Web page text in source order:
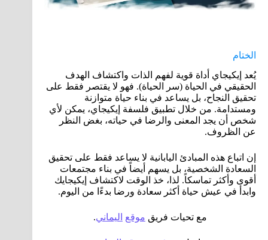
الختام
يُعد إيكيجاي أداة قوية لفهم الذات واكتشاف الهدف
الحقيقي في الحياة (سر الحياة). فهو لا يقتصر فقط على
تحقيق النجاح، بل يساعد في بناء حياة متوازنة
ومستدامة. من خلال تطبيق فلسفة إيكيجاي، يمكن لأي
شخص أن يجد المعنى والرضا في حياته، بغض النظر
عن الظروف.
إن اتباع هذه المبادئ اليابانية لا يساعد فقط على تحقيق
السعادة الشخصية، بل يسهم أيضاً في بناء مجتمعات
أقوى وأكثر تماسكاً. لذا، خذ الوقت لاكتشاف إيكيجايك
وابدأ في عيش حياة أكثر سعادة ورضا بدءًا من اليوم.
مع تحيات فريق موقع اليماني.